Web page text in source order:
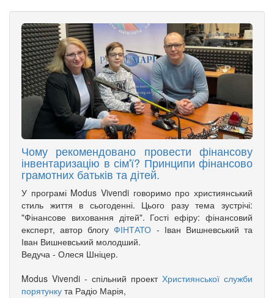
Чому рекомендовано провести фінансову
інвентаризацію в сім'ї? Принципи фінансово
грамотних батьків та дітей.
У програмі Modus Vivendi говоримо про християнський
стиль життя в сьогоденні. Цього разу тема зустрічі:
"Фінансове виховання дітей". Гості ефіру: фінансовий
експерт, автор блогуФІНТАТО - Іван Вишневський та
Іван Вишневський молодший.
Ведуча - Олеся Шніцер.
Modus Vivendi - спільний проект Християнської служби
порятунку та Радіо Марія,